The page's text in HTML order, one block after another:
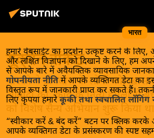
भारत
हमारे वेबसाईट का प्रदर्शन उत्कृष्ट करने के लिए,
और लक्षित विज्ञापन को दिखाने के लिए, हम
से आपके बारे में अवैयक्तिक व्यावसायिक
गोपनीयता नीति में आपके व्यक्तिगत डेटा का
विस्तृत रूप में जानकारी प्राप्त कर सकते हैं।
लिए कृपया हमारे कूकी तथा स्वचालित लॉगिंग
“स्वीकार करें & बंद करें” बटन पर क्लिक करके
आपके व्यक्तिगत डेटा के प्रसंस्करण की स्पष्ट
यूक्रेन संकट
मास्को ने डोनबास के लोगों को, खास
आबादी को, कीव के नित्य हमलों से
को विशेष सैन्य अभियान शुरू किया था।